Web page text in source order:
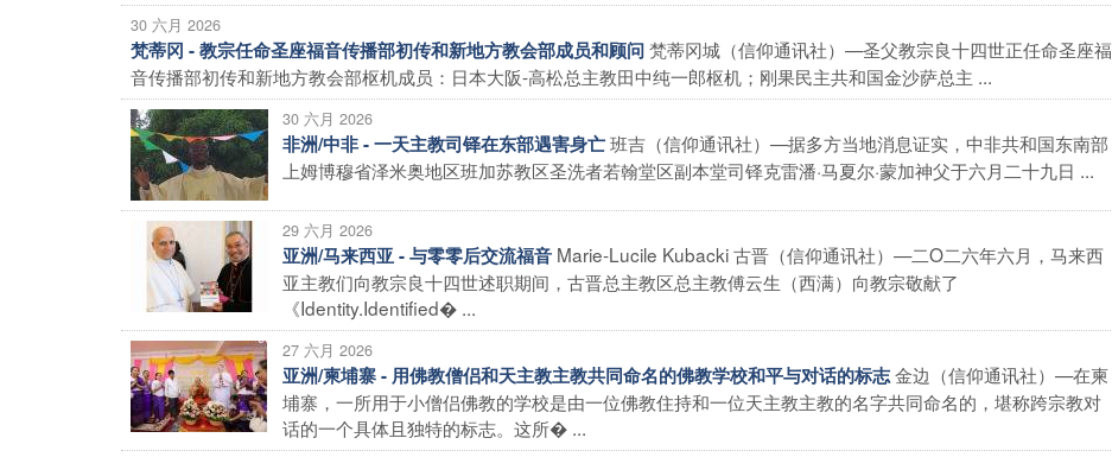
30 六月 2026
梵蒂冈 - 教宗任命圣座福音传播部初传和新地方教会部成员和顾问梵蒂冈城（信仰通讯社）—圣父教宗良十四世正任命圣座福
音传播部初传和新地方教会部枢机成员：日本大阪-高松总主教田中纯一郎枢机；刚果民主共和国金沙萨总主 ...
30 六月 2026
非洲/中非 - 一天主教司铎在东部遇害身亡班吉（信仰通讯社）—据多方当地消息证实，中非共和国东南部
上姆博穆省泽米奥地区班加苏教区圣洗者若翰堂区副本堂司铎克雷潘·马夏尔·蒙加神父于六月二十九日 ...
29 六月 2026
亚洲/马来西亚 - 与零零后交流福音 Marie-Lucile Kubacki 古晋（信仰通讯社）—二O二六年六月，马来西
亚主教们向教宗良十四世述职期间，古晋总主教区总主教傅云生（西满）向教宗敬献了
《Identity.Identified� ...
27 六月 2026
亚洲/柬埔寨 - 用佛教僧侣和天主教主教共同命名的佛教学校和平与对话的标志金边（信仰通讯社）—在柬
埔寨，一所用于小僧侣佛教的学校是由一位佛教住持和一位天主教主教的名字共同命名的，堪称跨宗教对
话的一个具体且独特的标志。这所� ...